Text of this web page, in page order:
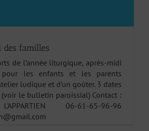
familles
de l’année liturgique, après-midi
pour les enfants et les parents
ludique et d’un goûter. 3 dates
(voir le bulletin paroissial) Contact :
06-61-65-96-96